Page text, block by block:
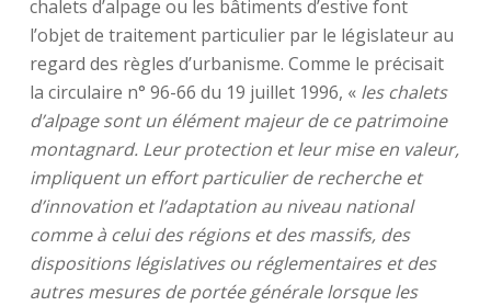
chalets d’alpage ou les bâtiments d’estive font
l’objet de traitement particulier par le législateur au
regard des règles d’urbanisme. Comme le précisait
la circulaire n° 96-66 du 19 juillet 1996, « les chalets
d’alpage sont un élément majeur de ce patrimoine
montagnard. Leur protection et leur mise en valeur,
impliquent un effort particulier de recherche et
d’innovation et l’adaptation au niveau national
comme à celui des régions et des massifs, des
dispositions législatives ou réglementaires et des
autres mesures de portée générale lorsque les